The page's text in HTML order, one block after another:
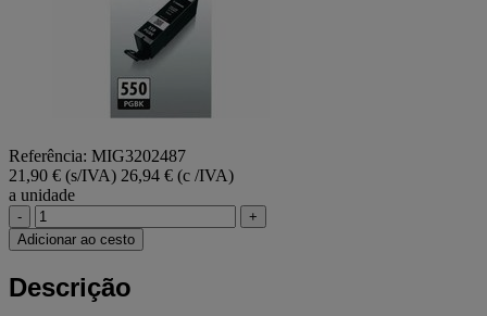
Referência: MIG3202487
21,90 € (s/IVA) 26,94 € (c /IVA)
a unidade
-
+
Adicionar ao cesto
Descrição